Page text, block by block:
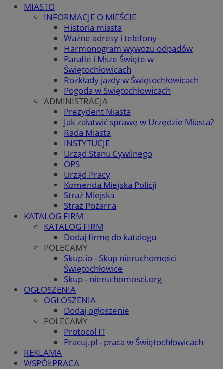
MIASTO
INFORMACJE O MIEŚCIE
Historia miasta
Ważne adresy i telefony
Harmonogram wywozu odpadów
Parafie i Msze Święte w
Świętochłowicach
Rozkłady jazdy w Świętochłowicach
Pogoda w Świętochłowicach
ADMINISTRACJA
Prezydent Miasta
Jak załatwić sprawę w Urzędzie Miasta?
Rada Miasta
INSTYTUCJE
Urząd Stanu Cywilnego
OPS
Urząd Pracy
Komenda Miejska Policji
Straż Miejska
Straż Pożarna
KATALOG FIRM
KATALOG FIRM
Dodaj firmę do katalogu
POLECAMY
Skup.io - Skup nieruchomości
Świętochłowice
Skup - nieruchomosci.org
OGŁOSZENIA
OGŁOSZENIA
Dodaj ogłoszenie
POLECAMY
Protocol IT
Pracuj.pl - praca w Świętochłowicach
REKLAMA
WSPÓŁPRACA